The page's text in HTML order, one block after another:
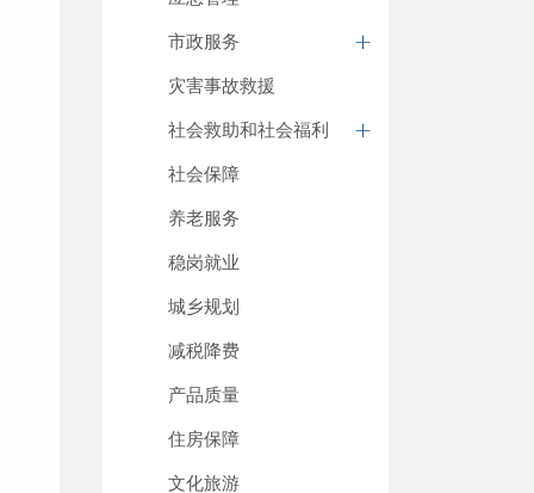
市政服务
灾害事故救援
社会救助和社会福利
社会保障
养老服务
稳岗就业
城乡规划
减税降费
产品质量
住房保障
文化旅游